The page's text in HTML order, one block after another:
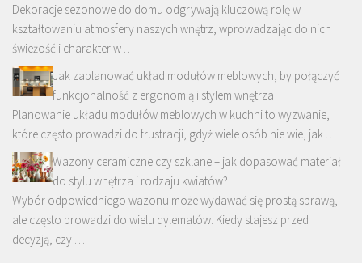
Dekoracje sezonowe do domu odgrywają kluczową rolę w
kształtowaniu atmosfery naszych wnętrz, wprowadzając do nich
świeżość i charakter w …
Jak zaplanować układ modułów meblowych, by połączyć
funkcjonalność z ergonomią i stylem wnętrza
Planowanie układu modułów meblowych w kuchni to wyzwanie,
które często prowadzi do frustracji, gdyż wiele osób nie wie, jak …
Wazony ceramiczne czy szklane – jak dopasować materiał
do stylu wnętrza i rodzaju kwiatów?
Wybór odpowiedniego wazonu może wydawać się prostą sprawą,
ale często prowadzi do wielu dylematów. Kiedy stajesz przed
decyzją, czy …